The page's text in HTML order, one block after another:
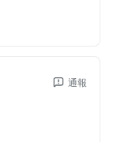
通報